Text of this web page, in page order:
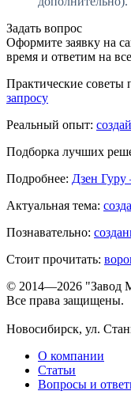
Задать вопрос
Оформите заявку на
время и ответим на
Практические
запросу
Реальный опыт:
Подборка лучших
Подробнее: Дзен
Актуальная тема:
Познавательно:
Стоит прочитать:
© 2014—2026
Все права защищены.
Новосибирск, ул.
О компании
Статьи
Вопросы и